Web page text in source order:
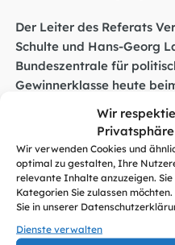
Wir
Privatsphäre
Wir verwenden Cookies und
optimal zu gestalten, Ihre
relevante Inhalte anzuzeigen.
Kategorien Sie zulassen
Sie in unserer
Dienste verwalten
Der Leiter des Referats
Schulte und Hans-Georg
Bundeszentrale für
Gewinnerklasse heute
Klassenreise nach Berlin
ist auch ein Besuch des
„Wir freuen uns, dass in
Schülerinnen und Schüler
unter jungen Menschen